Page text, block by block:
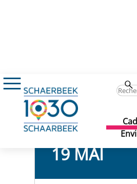
Initiation à
Initiation à
19 MAI